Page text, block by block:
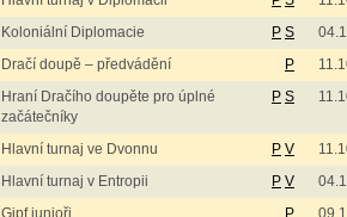
Koloniální Diplomacie P S
Dračí doupě – předvádění P
Hraní Dračího doupěte pro úplné
začátečníky
P S
Hlavní turnaj ve Dvonnu P V
Hlavní turnaj v Entropii P V
Gipf junioři P